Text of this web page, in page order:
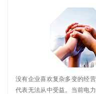
没有企业喜欢复杂多变的经
代表无法从中受益。当前电